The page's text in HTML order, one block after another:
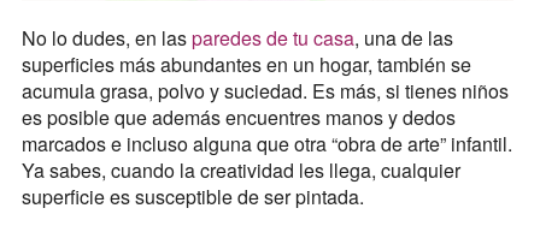
No lo dudes, en lasparedes de tu casa, una de las
superficies más abundantes en un hogar, también se
acumula grasa, polvo y suciedad. Es más, si tienes niños
es posible que además encuentres manos y dedos
marcados e incluso alguna que otra “obra de arte” infantil.
Ya sabes, cuando la creatividad les llega, cualquier
superficie es susceptible de ser pintada.